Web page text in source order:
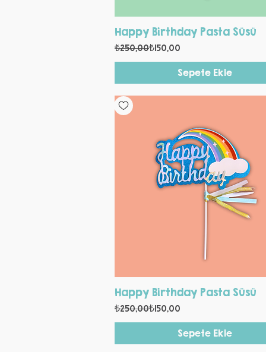
Hızlı Bakış
Happy Birthday Pasta Süsü
Normal Fiyat
₺250,00
İndirimli Fiyat
₺150,00
Sepete Ekle
Hızlı Bakış
Happy Birthday Pasta Süsü
Normal Fiyat
₺250,00
İndirimli Fiyat
₺150,00
Sepete Ekle